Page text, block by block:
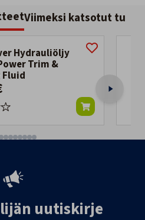
Viimeksi katsotut
Hydrauliöljy
Trim &
uutiskirje